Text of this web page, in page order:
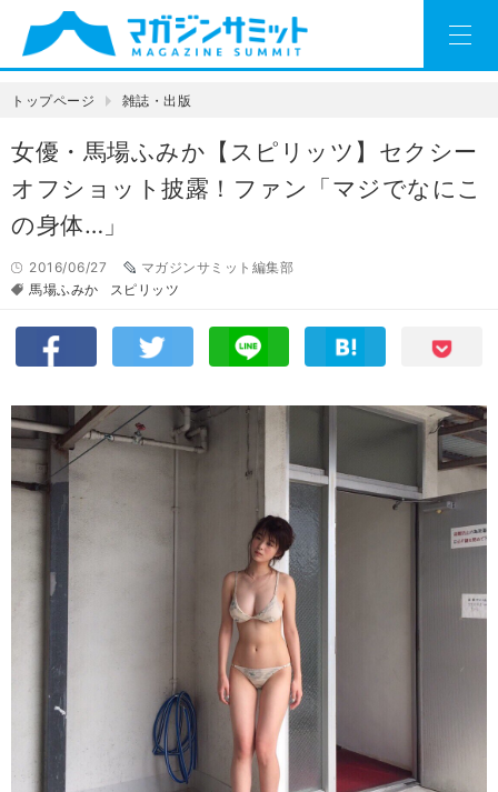
トップページ 雑誌・出版
女優・馬場ふみか【スピリッツ】セクシー
オフショット披露！ファン「マジでなにこ
の身体…」
2016/06/27
マガジンサミット編集部
馬場ふみか
スピリッツ